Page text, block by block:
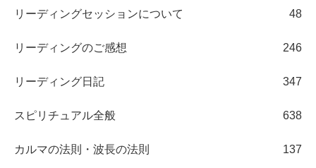
リーディングセッションについて 48
リーディングのご感想 246
リーディング日記 347
スピリチュアル全般 638
カルマの法則・波長の法則 137